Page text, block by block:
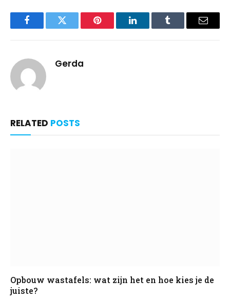
FacebookTwitter Pinterest LinkedInTumblr Email
Gerda
RELATED POSTS
Opbouw wastafels: wat zijn het en hoe kies je de
juiste?